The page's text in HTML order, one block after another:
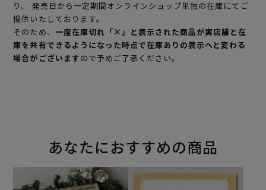
り、 発売日から一定期間オンラインショップ単独の在庫にてご
提供いたしております。
そのため、 一度在庫切れ「×」と表示された商品が実店舗と在
庫を共有できるようになった時点で在庫ありの表示へと変わる
場合がございますので予めご了承ください。
あなたにおすすめの商品